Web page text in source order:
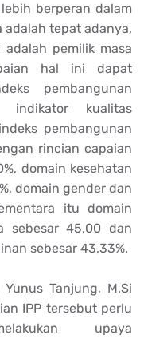
berperan dalam
adalah tepat adanya,
pemilik masa
hal ini dapat
pembangunan
indikator kualitas
pembangunan
rincian capaian
domain kesehatan
domain gender dan
itu domain
sebesar 45,00 dan
sebesar 43,33%.
Tanjung, M.Si
IPP tersebut perlu
upaya